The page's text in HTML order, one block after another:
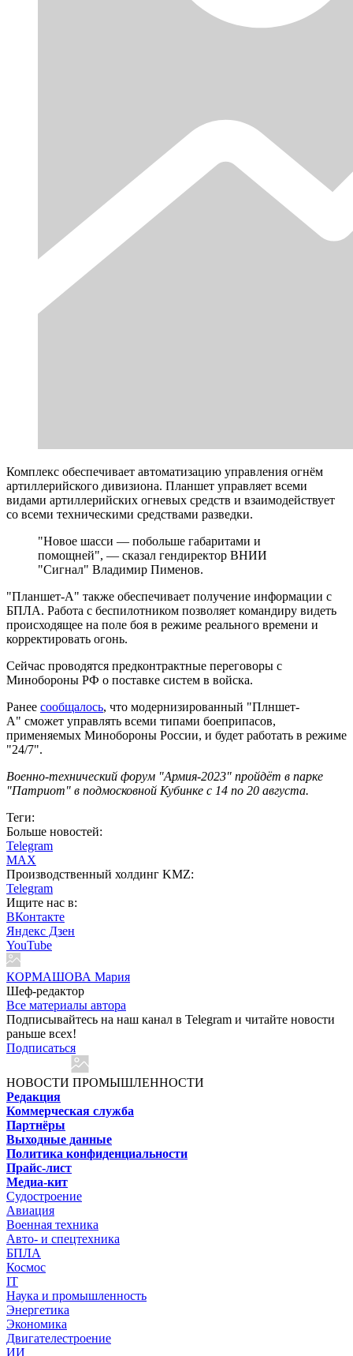
Комплекс обеспечивает автоматизацию управления огнём
артиллерийского дивизиона. Планшет управляет всеми
видами артиллерийских огневых средств и взаимодействует
со всеми техническими средствами разведки.
"Новое шасси — побольше габаритами и
помощней", — сказал гендиректор ВНИИ
"Сигнал" Владимир Пименов.
"Планшет-А" также обеспечивает получение информации с
БПЛА. Работа с беспилотником позволяет командиру видеть
происходящее на поле боя в режиме реального времени и
корректировать огонь.
Сейчас проводятся предконтрактные переговоры с
Минобороны РФ о поставке систем в войска.
Ранее сообщалось, что модернизированный "Плншет-
А" сможет управлять всеми типами боеприпасов,
применяемых Минобороны России, и будет работать в режиме
"24/7".
Военно-технический форум "Армия-2023" пройдёт в парке
"Патриот" в подмосковной Кубинке с 14 по 20 августа.
Теги:
Больше новостей:
Telegram
MAX
Производственный холдинг KMZ:
Telegram
Ищите нас в:
ВКонтакте
Яндекс Дзен
YouTube
КОРМАШОВА Мария
Шеф-редактор
Все материалы автора
Подписывайтесь на наш канал в Telegram и читайте новости
раньше всех!
Подписаться
НОВОСТИ ПРОМЫШЛЕННОСТИ
Редакция
Коммерческая служба
Партнёры
Выходные данные
Политика конфиденциальности
Прайс-лист
Медиа-кит
Судостроение
Авиация
Военная техника
Авто- и спецтехника
БПЛА
Космос
IT
Наука и промышленность
Энергетика
Экономика
Двигателестроение
ИИ